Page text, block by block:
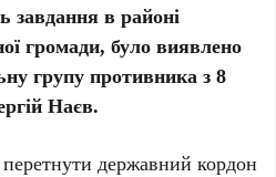
в районі
громади, було виявлено
групу противника з 8
Наєв.
державний кордон